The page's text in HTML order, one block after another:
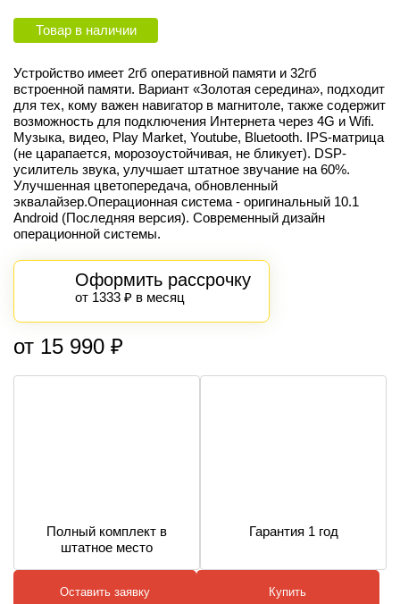
Товар в наличии
Устройство имеет 2гб оперативной памяти и 32гб
встроенной памяти. Вариант «Золотая середина», подходит
для тех, кому важен навигатор в магнитоле, также содержит
возможность для подключения Интернета через 4G и Wifi.
Музыка, видео, Play Market, Youtube, Bluetooth. IPS-матрица
(не царапается, морозоустойчивая, не бликует). DSP-
усилитель звука, улучшает штатное звучание на 60%.
Улучшенная цветопередача, обновленный
эквалайзер.Операционная система - оригинальный 10.1
Android (Последняя версия). Современный дизайн
операционной системы.
Оформить рассрочку
от 1333 ₽ в месяц
от 15 990 ₽
Полный комплект в
штатное место
Гарантия 1 год
Оставить заявку Купить